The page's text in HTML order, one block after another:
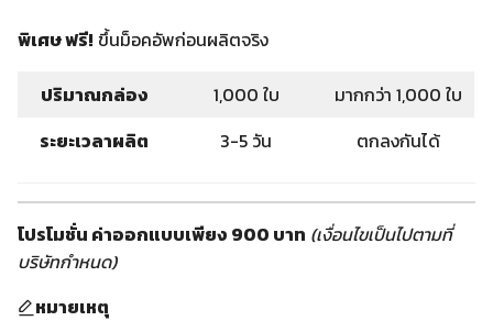
พิเศษ ฟรี! ขึ้นม็อคอัพก่อนผลิตจริง
ปริมาณกล่อง 1,000 ใบ
มากกว่า 1,000 ใบ
ระยะเวลาผลิต
3-5 วัน ตกลงกันได้
โปรโมชั่น ค่าออกแบบเพียง 900 บาท (เงื่อนไขเป็นไปตามที่
บริษัทกำหนด)
หมายเหตุ